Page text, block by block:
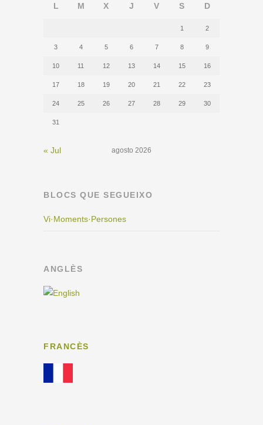
agosto 2026
L M X J V S D
1 2
3 4 5 6 7 8 9
10 11 12 13 14 15 16
17 18 19 20 21 22 23
24 25 26 27 28 29 30
31
« Jul
BLOCS QUE SEGUEIXO
Vi·Moments·Persones
ANGLÈS
FRANCÈS